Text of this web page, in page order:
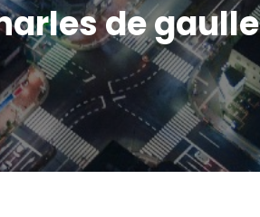
de gaulle